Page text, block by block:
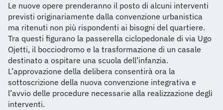
Le nuove opere prenderanno il posto di alcuni interventi
previsti originariamente dalla convenzione urbanistica
ma ritenuti non più rispondenti ai bisogni del quartiere.
Tra questi figurano la passerella ciclopedonale di via Ugo
Ojetti, il bocciodromo e la trasformazione di un casale
destinato a ospitare una scuola dell’infanzia.
L’approvazione della delibera consentirà ora la
sottoscrizione della nuova convenzione integrativa e
l’avvio delle procedure necessarie alla realizzazione degli
interventi.